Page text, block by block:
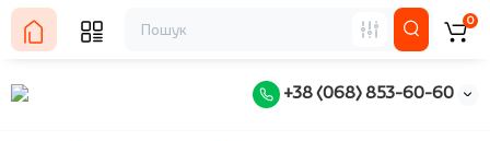
+38 (068) 853-60-60
0